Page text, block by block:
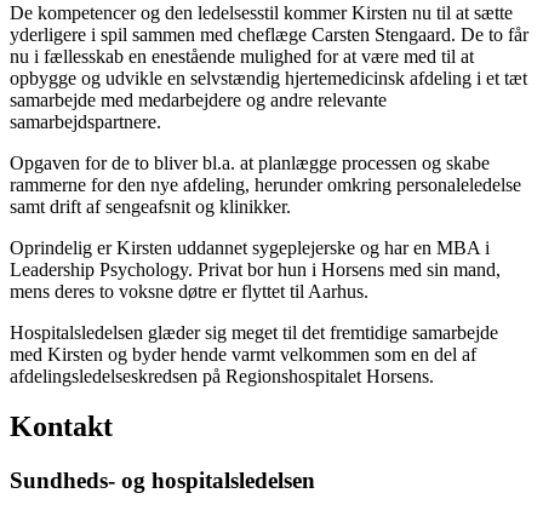
De kompetencer og den ledelsesstil kommer Kirsten nu til at sætte
yderligere i spil sammen med cheflæge Carsten Stengaard. De to får
nu i fællesskab en enestående mulighed for at være med til at
opbygge og udvikle en selvstændig hjertemedicinsk afdeling i et tæt
samarbejde med medarbejdere og andre relevante
samarbejdspartnere.
Opgaven for de to bliver bl.a. at planlægge processen og skabe
rammerne for den nye afdeling, herunder omkring personaleledelse
samt drift af sengeafsnit og klinikker.
Oprindelig er Kirsten uddannet sygeplejerske og har en MBA i
Leadership Psychology. Privat bor hun i Horsens med sin mand,
mens deres to voksne døtre er flyttet til Aarhus.
Hospitalsledelsen glæder sig meget til det fremtidige samarbejde
med Kirsten og byder hende varmt velkommen som en del af
afdelingsledelseskredsen på Regionshospitalet Horsens.
Kontakt
Sundheds- og hospitalsledelsen